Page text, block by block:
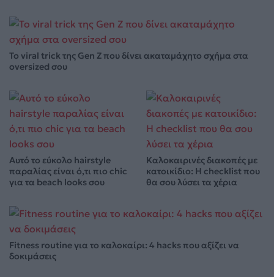
Το viral trick της Gen Z που δίνει ακαταμάχητο σχήμα στα
oversized σου
Αυτό το εύκολο hairstyle
παραλίας είναι ό,τι πιο chic
για τα beach looks σου
Καλοκαιρινές διακοπές με
κατοικίδιο: Η checklist που
θα σου λύσει τα χέρια
Fitness routine για το καλοκαίρι: 4 hacks που αξίζει να
δοκιμάσεις